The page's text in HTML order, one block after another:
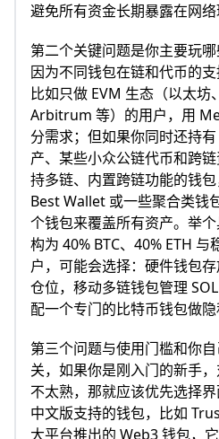
避免所有资金长期暴露在网络
第二个关键问题是你主要玩哪
因为不同钱包在链和代币的支
比如只做 EVM 生态（以太坊
Arbitrum 等）的用户，用
分需求；但如果你同时还持
产、某些小众公链代币和跨
持多链、内置跨链功能的钱
Best Wallet 或一些聚合类钱
个钱包来覆盖所有资产。举
构为 40% BTC、40% ETH 与
户，可能会选择：硬件钱包
仓位，移动多链钱包管理
配一个专门的比特币钱包做隐
第三个问题与使用门槛和你
关，如果你是刚入门的新手，
不太熟，那就应该优先选择
中文版支持的钱包，比如
大平台推出的 Web3 钱包，